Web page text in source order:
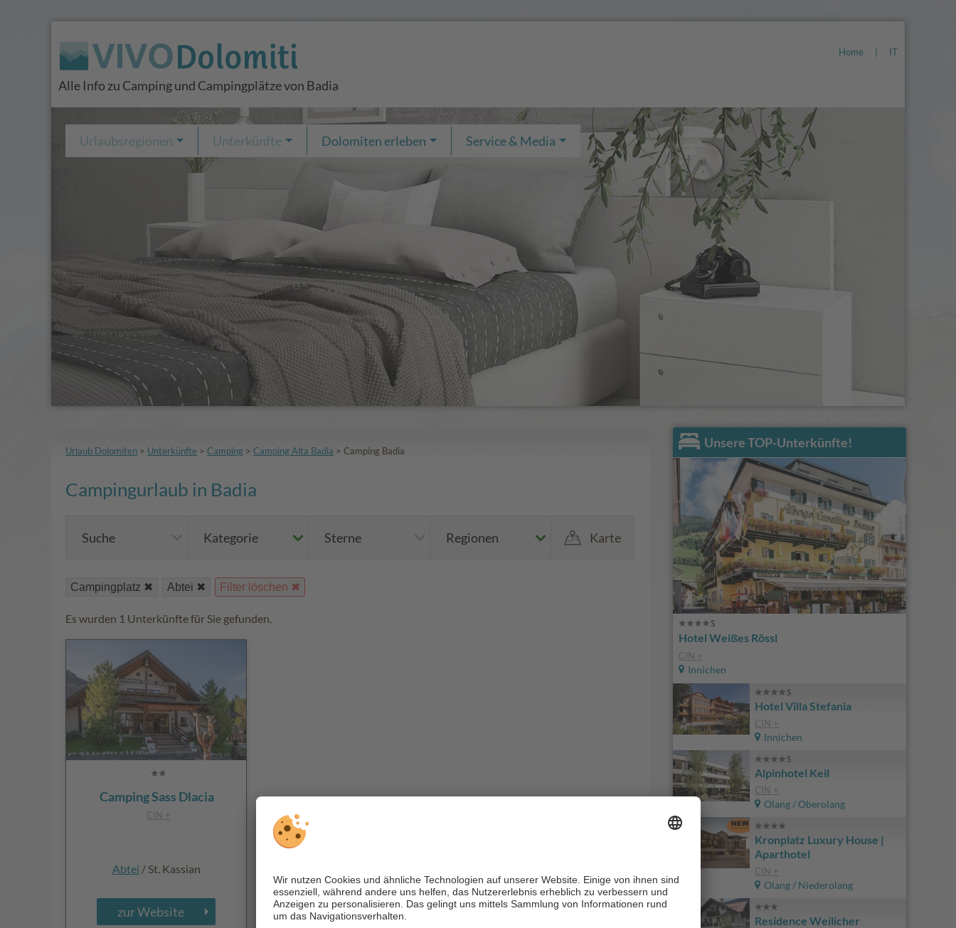
Home IT
Alle Info zu Camping und Campingplätze von Badia
Urlaubsregionen Unterkünfte Dolomiten erleben Service & Media
Urlaub Dolomiten > Unterkünfte > Camping > Camping Alta Badia > Camping Badia
Campingurlaub in Badia
Suche Kategorie Sterne Regionen Karte
Campingplatz Abtei Filter löschen
Es wurden 1 Unterkünfte für Sie gefunden.
Camping Sass Dlacia
CIN +
Abtei / St. Kassian
zur Website
Unsere TOP-Unterkünfte!
Hotel Weißes Rössl
CIN +
Innichen
Hotel Villa Stefania
CIN +
Innichen
Alpinhotel Keil
CIN +
Olang / Oberolang
Kronplatz Luxury House |
Aparthotel
CIN +
Olang / Niederolang
Residence Weilicher